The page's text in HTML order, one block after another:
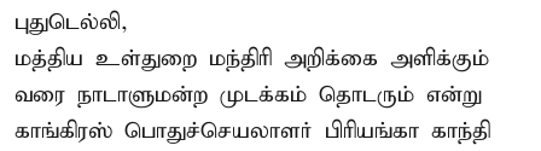
புதுடெல்லி,
மத்திய உள்துறை மந்திரி அறிக்கை அளிக்கும்
வரை நாடாளுமன்ற முடக்கம் தொடரும் என்று
காங்கிரஸ் பொதுச்செயலாளர் பிரியங்கா காந்தி